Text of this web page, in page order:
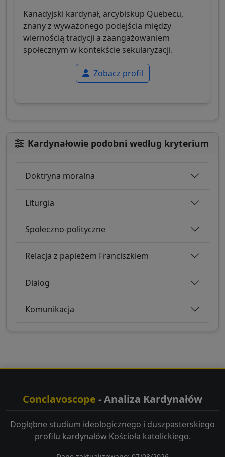
Kanadyjski kardynał, arcybiskup Quebecu,
znany z wyważonego podejścia między
wiernością tradycji a zaangażowaniem
społecznym w kontekście sekularyzacji.
Zobacz profil
Kardynałowie podobni według kryterium
Doktryna moralna
Liturgia
Społeczno-polityczne
Relacja z papieżem Franciszkiem
Dialog
Komunikacja
Conclavoscope - Analiza Kardynałów
Dogłębne studium ideologicznego i duszpasterskiego
profilu kardynałów Kościoła katolickiego.